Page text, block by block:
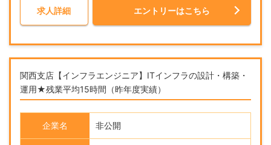
求人詳細 エントリーはこちら
関西支店【インフラエンジニア】ITインフラの設計・構築・
運用★残業平均15時間（昨年度実績）
企業名 非公開